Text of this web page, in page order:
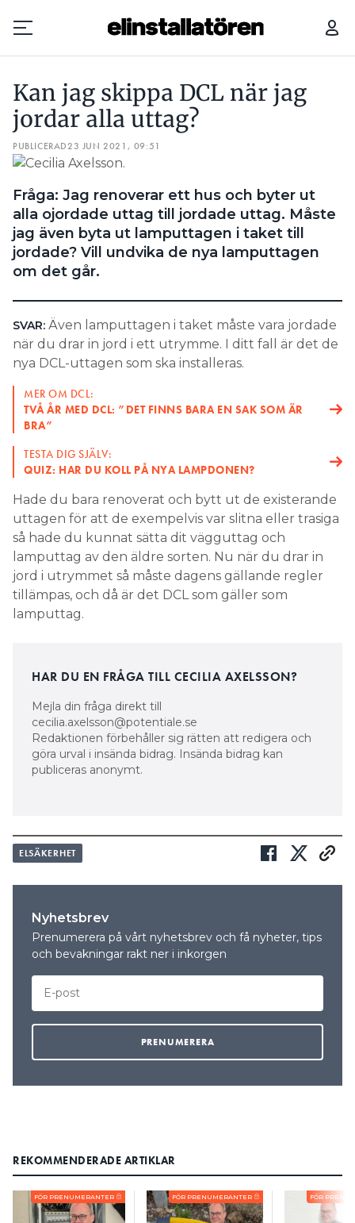
Prenumerera
Hantera prenumeration
Lediga jobb
Annonsera
Läs E-tidningen
Kontakt
Personuppgifter
SEARCH
Kan jag ­skippa DCL när jag
jordar alla uttag?
PUBLICERAD23 JUN 2021, 09:51
­Fråga: Jag renoverar ett hus och byter ut
alla ojordade uttag till jordade uttag. Måste
jag även byta ut lamputtagen i taket till
jordade? Vill undvika de nya lamputtagen
om det går.
SVAR: Även lamputtagen i taket måste vara jordade
när du drar in jord i ett utrymme. I ditt fall är det de
nya DCL-uttagen som ska installeras.
MER OM DCL:
TVÅ ÅR MED DCL: ”DET FINNS BARA EN SAK SOM ÄR
BRA”
TESTA DIG SJÄLV:
QUIZ: HAR DU KOLL PÅ NYA LAMPDONEN?
Hade du bara renoverat och bytt ut de existerande
uttagen för att de exempelvis var slitna eller trasiga
så hade du kunnat sätta dit vägguttag och
lamputtag av den äldre sorten. Nu när du drar in
jord i utrymmet så måste dagens gällande regler
tillämpas, och då är det DCL som gäller som
lamputtag.
HAR DU EN FRÅGA TILL CECILIA AXELSSON?
Mejla din fråga direkt till
cecilia.axelsson@potentiale.se
Redaktionen förbehåller sig rätten att redigera och
göra urval i insända bidrag. Insända bidrag kan
publiceras anonymt.
ELSÄKERHET
Nyhetsbrev
Prenumerera på vårt nyhetsbrev och få nyheter, tips
och bevakningar rakt ner i inkorgen
REKOMMENDERADE ARTIKLAR
FÖR PRENUMERANTER FÖR PRENUMERANTER FÖR
KAN JAG ­SKIPPA DCL NÄR JAG JORDAR ALLA UTTAG? FÅR